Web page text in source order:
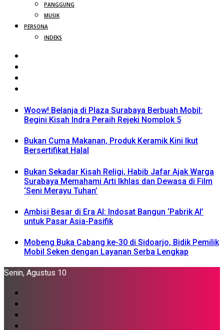
PANGGUNG
MUSIK
PERSONA
INDEKS
Woow! Belanja di Plaza Surabaya Berbuah Mobil:
Begini Kisah Indra Peraih Rejeki Nomplok 5
Bukan Cuma Makanan, Produk Keramik Kini Ikut
Bersertifikat Halal
Bukan Sekadar Kisah Religi, Habib Jafar Ajak Warga
Surabaya Memahami Arti Ikhlas dan Dewasa di Film
‘Seni Merayu Tuhan’
Ambisi Besar di Era AI: Indosat Bangun ‘Pabrik AI’
untuk Pasar Asia-Pasifik
Mobeng Buka Cabang ke-30 di Sidoarjo, Bidik Pemilik
Mobil Seken dengan Layanan Serba Lengkap
Senin, Agustus 10